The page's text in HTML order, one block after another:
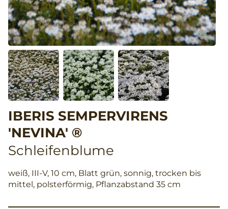
IBERIS SEMPERVIRENS
'NEVINA' ®
Schleifenblume
weiß, III-V, 10 cm, Blatt grün, sonnig, trocken bis
mittel, polsterförmig, Pflanzabstand 35 cm